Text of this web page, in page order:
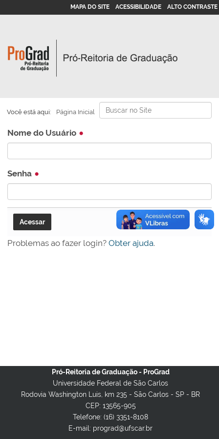
Busca
MAPA DO SITE ACESSIBILIDADE ALTO CONTRASTE
Você está aqui: Página Inicial
Nome do Usuário
Senha
Problemas ao fazer login? Obter ajuda.
Pró-Reitoria de Graduação - ProGrad
Universidade Federal de São Carlos
Rodovia Washington Luis, km 235 - São Carlos - SP - BR
CEP: 13565-905
Telefone: (16) 3351-8108
E-mail: prograd@ufscar.br